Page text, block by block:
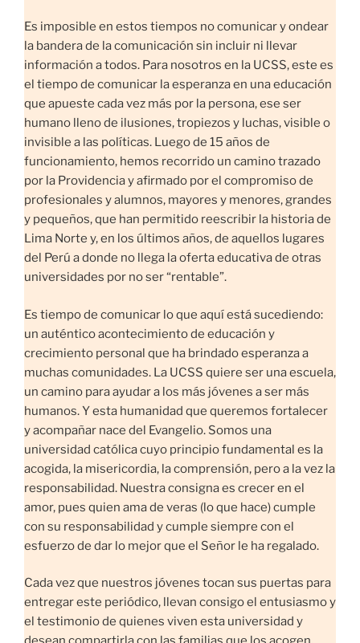
Es imposible en estos tiempos no comunicar y ondear
la bandera de la comunicación sin incluir ni llevar
información a todos. Para nosotros en la UCSS, este es
el tiempo de comunicar la esperanza en una educación
que apueste cada vez más por la persona, ese ser
humano lleno de ilusiones, tropiezos y luchas, visible o
invisible a las políticas. Luego de 15 años de
funcionamiento, hemos recorrido un camino trazado
por la Providencia y afirmado por el compromiso de
profesionales y alumnos, mayores y menores, grandes
y pequeños, que han permitido reescribir la historia de
Lima Norte y, en los últimos años, de aquellos lugares
del Perú a donde no llega la oferta educativa de otras
universidades por no ser “rentable”.
Es tiempo de comunicar lo que aquí está sucediendo:
un auténtico acontecimiento de educación y
crecimiento personal que ha brindado esperanza a
muchas comunidades. La UCSS quiere ser una escuela,
un camino para ayudar a los más jóvenes a ser más
humanos. Y esta humanidad que queremos fortalecer
y acompañar nace del Evangelio. Somos una
universidad católica cuyo principio fundamental es la
acogida, la misericordia, la comprensión, pero a la vez la
responsabilidad. Nuestra consigna es crecer en el
amor, pues quien ama de veras (lo que hace) cumple
con su responsabilidad y cumple siempre con el
esfuerzo de dar lo mejor que el Señor le ha regalado.
Cada vez que nuestros jóvenes tocan sus puertas para
entregar este periódico, llevan consigo el entusiasmo y
el testimonio de quienes viven esta universidad y